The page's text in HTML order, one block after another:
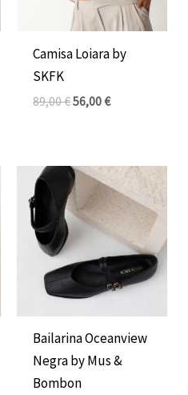
Camisa Loiara by
SKFK
89,00€56,00€
Bailarina Oceanview
Negra by Mus &
Bombon
El
precio
original
era:
95,00 €.
El
precio
actual
es:
59,00 €.